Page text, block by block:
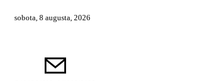
sobota, 8 augusta, 2026